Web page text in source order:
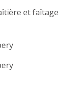
et faîtage